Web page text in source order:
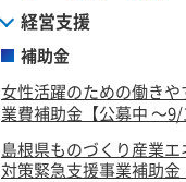
経営支援
補助金
女性活躍のための働き
業費補助金【公募中 ～9/
島根県ものづくり産業
対策緊急支援事業補助金